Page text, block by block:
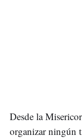
Desde la
organizar ningún